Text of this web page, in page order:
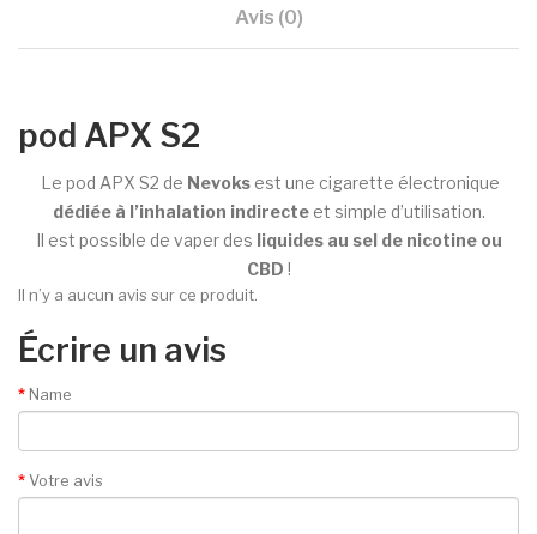
Avis (0)
pod APX S2
Le pod APX S2 de Nevoks est une cigarette électronique
dédiée à l’inhalation indirecteet simple d’utilisation.
Il est possible de vaper des liquides au sel de nicotine ou
CBD !
Il n’y a aucun avis sur ce produit.
Écrire un avis
Name
Votre avis